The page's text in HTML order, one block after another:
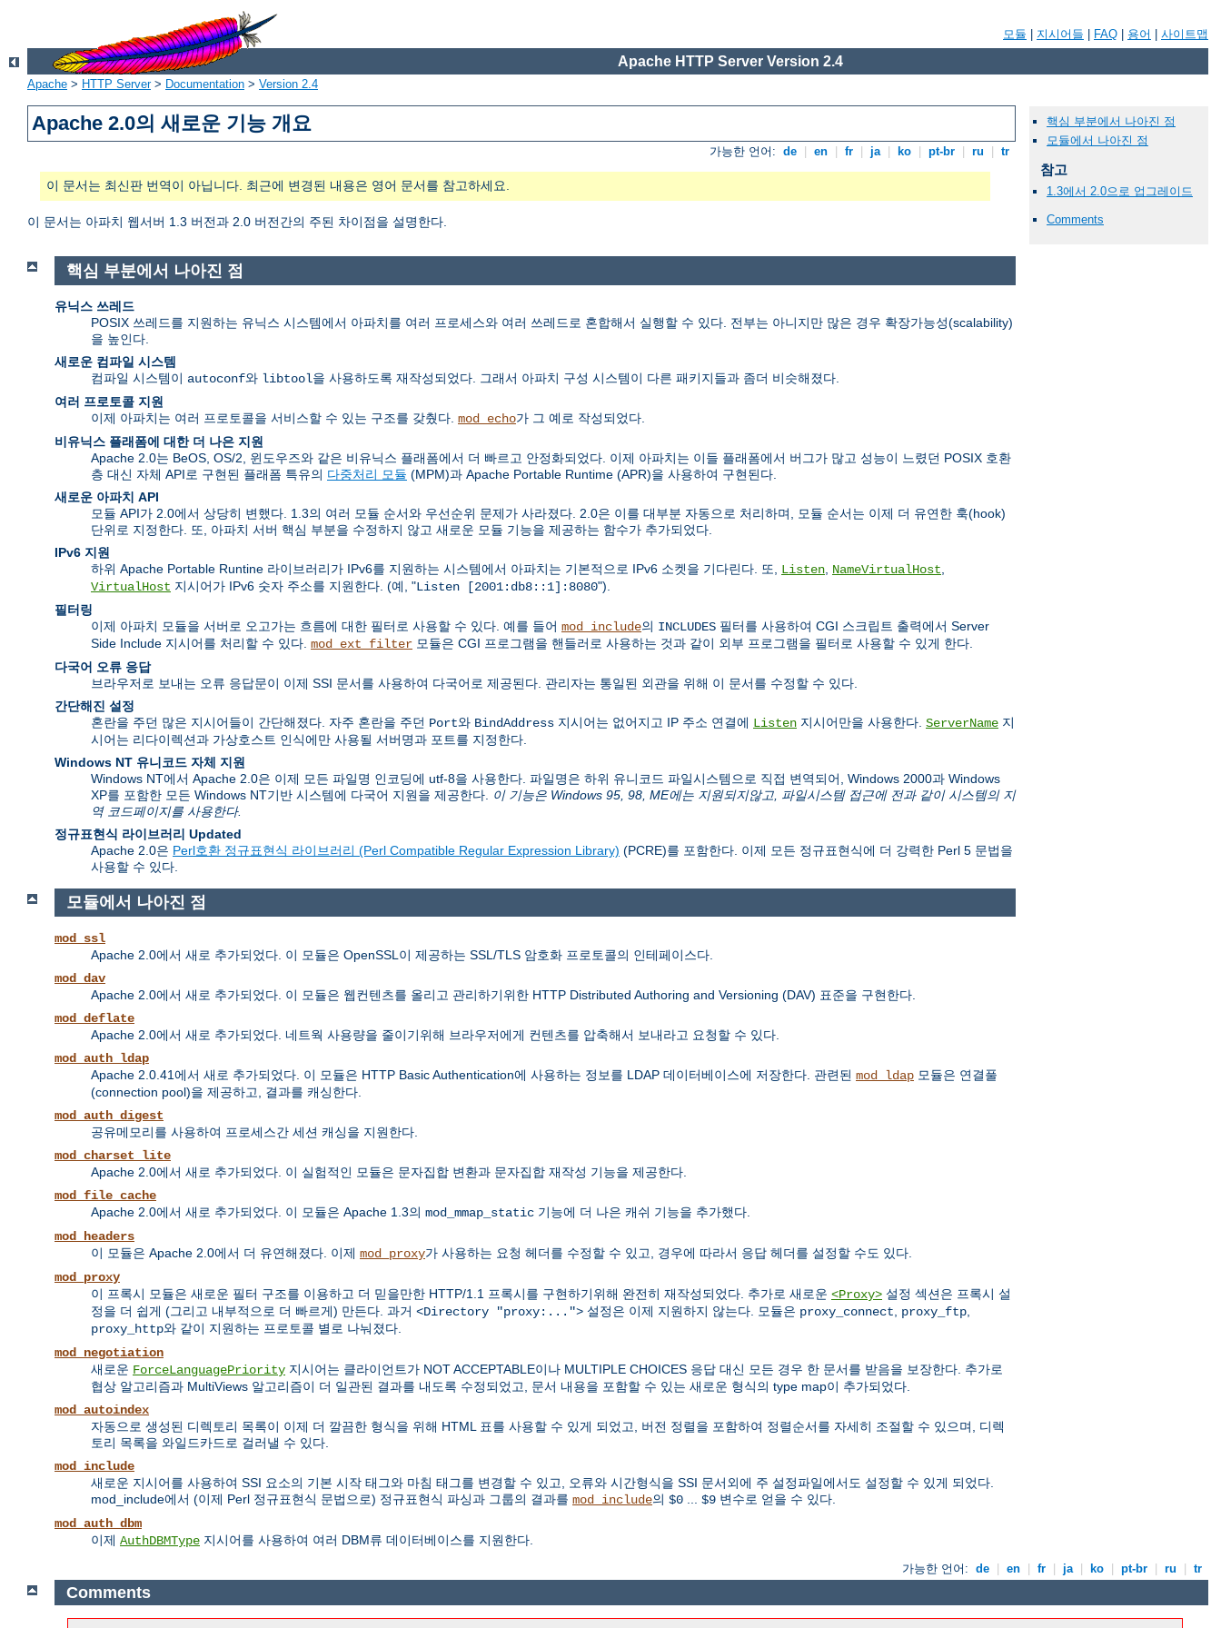
모듈 지시어들 FAQ 용어 사이트맵
Apache HTTP Server Version 2.4
Apache > HTTP Server> Documentation > Version 2.4
Apache 2.0의 새로운 기능 개요
가능한 언어: de en fr ja ko pt-br ru tr
이 문서는 최신판 번역이 아닙니다. 최근에 변경된 내용은 영어 문서를 참고하세요.
이 문서는 아파치 웹서버 1.3 버전과 2.0 버전간의 주된 차이점을 설명한다.
핵심 부분에서 나아진 점
모듈에서 나아진 점
참고
1.3에서 2.0으로 업그레이드
Comments
핵심 부분에서 나아진 점
유닉스 쓰레드
POSIX 쓰레드를 지원하는 유닉스 시스템에서 아파치를 여러 프로세스와 여러 쓰레드로 혼합해서 실행할 수 있다. 전부는 아니지만 많은 경우 확장가능성(scalability)
을 높인다.
새로운 컴파일 시스템
컴파일 시스템이 autoconf와 libtool을 사용하도록 재작성되었다. 그래서 아파치 구성 시스템이 다른 패키지들과 좀더 비슷해졌다.
여러 프로토콜 지원
이제 아파치는 여러 프로토콜을 서비스할 수 있는 구조를 갖췄다. mod_echo가 그 예로 작성되었다.
비유닉스 플래폼에 대한 더 나은 지원
Apache 2.0는 BeOS, OS/2, 윈도우즈와 같은 비유닉스 플래폼에서 더 빠르고 안정화되었다. 이제 아파치는 이들 플래폼에서 버그가 많고 성능이 느렸던 POSIX 호환
층 대신 자체 API로 구현된 플래폼 특유의 다중처리 모듈 (MPM)과 Apache Portable Runtime (APR)을 사용하여 구현된다.
새로운 아파치 API
모듈 API가 2.0에서 상당히 변했다. 1.3의 여러 모듈 순서와 우선순위 문제가 사라졌다. 2.0은 이를 대부분 자동으로 처리하며, 모듈 순서는 이제 더 유연한 훅(hook)
단위로 지정한다. 또, 아파치 서버 핵심 부분을 수정하지 않고 새로운 모듈 기능을 제공하는 함수가 추가되었다.
IPv6 지원
하위 Apache Portable Runtine 라이브러리가 IPv6를 지원하는 시스템에서 아파치는 기본적으로 IPv6 소켓을 기다린다. 또, Listen NameVirtualHost
VirtualHost 지시어가 IPv6 숫자 주소를 지원한다. (예, "Listen [2001:db8::1]:8080").
필터링
이제 아파치 모듈을 서버로 오고가는 흐름에 대한 필터로 사용할 수 있다. 예를 들어 mod_include의 INCLUDES 필터를 사용하여 CGI 스크립트 출력에서 Server
Side Include 지시어를 처리할 수 있다. mod_ext_filter 모듈은 CGI 프로그램을 핸들러로 사용하는 것과 같이 외부 프로그램을 필터로 사용할 수 있게 한다.
다국어 오류 응답
브라우저로 보내는 오류 응답문이 이제 SSI 문서를 사용하여 다국어로 제공된다. 관리자는 통일된 외관을 위해 이 문서를 수정할 수 있다.
간단해진 설정
혼란을 주던 많은 지시어들이 간단해졌다. 자주 혼란을 주던 Port와 BindAddress 지시어는 없어지고 IP 주소 연결에 Listen 지시어만을 사용한다. ServerName 지
시어는 리다이렉션과 가상호스트 인식에만 사용될 서버명과 포트를 지정한다.
Windows NT 유니코드 자체 지원
Windows NT에서 Apache 2.0은 이제 모든 파일명 인코딩에 utf-8을 사용한다. 파일명은 하위 유니코드 파일시스템으로 직접 변역되어, Windows 2000과 Windows
XP를 포함한 모든 Windows NT기반 시스템에 다국어 지원을 제공한다.
이 기능은 Windows 95, 98, ME에는 지원되지않고, 파일시스템 접근에 전과 같이 시스템의 지
역 코드페이지를 사용한다.
정규표현식 라이브러리 Updated
Apache 2.0은 Perl호환 정규표현식 라이브러리 (Perl Compatible Regular Expression Library) (PCRE)를 포함한다. 이제 모든 정규표현식에 더 강력한 Perl 5 문법을
사용할 수 있다.
모듈에서 나아진 점
mod_ssl
Apache 2.0에서 새로 추가되었다. 이 모듈은 OpenSSL이 제공하는 SSL/TLS 암호화 프로토콜의 인테페이스다.
mod_dav
Apache 2.0에서 새로 추가되었다. 이 모듈은 웹컨텐츠를 올리고 관리하기위한 HTTP Distributed Authoring and Versioning (DAV) 표준을 구현한다.
mod_deflate
Apache 2.0에서 새로 추가되었다. 네트웍 사용량을 줄이기위해 브라우저에게 컨텐츠를 압축해서 보내라고 요청할 수 있다.
mod_auth_ldap
Apache 2.0.41에서 새로 추가되었다. 이 모듈은 HTTP Basic Authentication에 사용하는 정보를 LDAP 데이터베이스에 저장한다. 관련된 mod_ldap 모듈은 연결풀
(connection pool)을 제공하고, 결과를 캐싱한다.
mod_auth_digest
공유메모리를 사용하여 프로세스간 세션 캐싱을 지원한다.
mod_charset_lite
Apache 2.0에서 새로 추가되었다. 이 실험적인 모듈은 문자집합 변환과 문자집합 재작성 기능을 제공한다.
mod_file_cache
Apache 2.0에서 새로 추가되었다. 이 모듈은 Apache 1.3의 mod_mmap_static 기능에 더 나은 캐쉬 기능을 추가했다.
mod_headers
이 모듈은 Apache 2.0에서 더 유연해졌다. 이제 mod_proxy가 사용하는 요청 헤더를 수정할 수 있고, 경우에 따라서 응답 헤더를 설정할 수도 있다.
mod_proxy
이 프록시 모듈은 새로운 필터 구조를 이용하고 더 믿을만한 HTTP/1.1 프록시를 구현하기위해 완전히 재작성되었다. 추가로 새로운 <Proxy> 설정 섹션은 프록시 설
정을 더 쉽게 (그리고 내부적으로 더 빠르게) 만든다. 과거 <Directory "proxy:..."> 설정은 이제 지원하지 않는다. 모듈은 proxy_connect proxy_ftp
proxy_http와 같이 지원하는 프로토콜 별로 나눠졌다.
mod_negotiation
새로운 ForceLanguagePriority 지시어는 클라이언트가 NOT ACCEPTABLE이나 MULTIPLE CHOICES 응답 대신 모든 경우 한 문서를 받음을 보장한다. 추가로
협상 알고리즘과 MultiViews 알고리즘이 더 일관된 결과를 내도록 수정되었고, 문서 내용을 포함할 수 있는 새로운 형식의 type map이 추가되었다.
mod_autoindex
자동으로 생성된 디렉토리 목록이 이제 더 깔끔한 형식을 위해 HTML 표를 사용할 수 있게 되었고, 버전 정렬을 포함하여 정렬순서를 자세히 조절할 수 있으며, 디렉
토리 목록을 와일드카드로 걸러낼 수 있다.
mod_include
새로운 지시어를 사용하여 SSI 요소의 기본 시작 태그와 마침 태그를 변경할 수 있고, 오류와 시간형식을 SSI 문서외에 주 설정파일에서도 설정할 수 있게 되었다.
mod_include에서 (이제 Perl 정규표현식 문법으로) 정규표현식 파싱과 그룹의 결과를 mod_include의 $0 $9 변수로 얻을 수 있다.
mod_auth_dbm
이제 AuthDBMType 지시어를 사용하여 여러 DBM류 데이터베이스를 지원한다.
가능한 언어: de en fr ja ko pt-br ru tr
Comments